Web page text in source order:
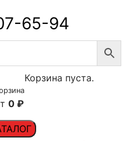
65-94
0 ₽
Корзина пуста.